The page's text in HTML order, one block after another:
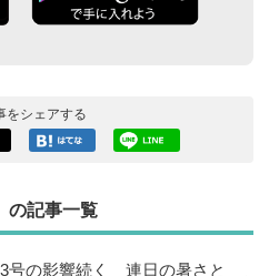
をシェアする
ックマー
クに追加
記事一覧
号の影響続く 連日の暑さと